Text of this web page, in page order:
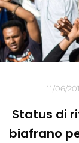
11/06/
Status di
biafrano